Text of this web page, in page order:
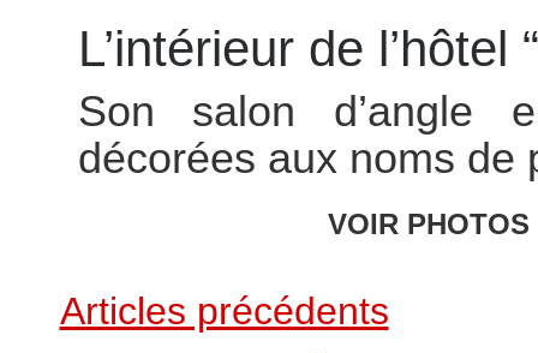
L’intérieur de l’hôtel
Son salon d’angle
décorées aux noms
VOIR
Articles précédents